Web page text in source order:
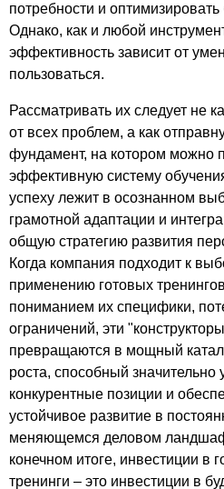
потребности и оптимизировать
Однако, как и любой
эффективность зависит от
пользоваться.
Рассматривать их следует не
от всех проблем, а как
фундамент, на котором можно
эффективную систему
успеху лежит в осознанном
грамотной адаптации и
общую стратегию развития
Когда компания подходит к
применению готовых
пониманием их специфики,
ограничений, эти
превращаются в мощный
роста, способный значительно
конкурентные позиции и
устойчивое развитие в
меняющемся деловом
конечном итоге, инвестиции в
тренинги – это инвестиции в